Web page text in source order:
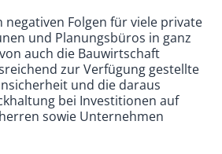
negativen Folgen für viele private
und Planungsbüros in ganz
auch die Bauwirtschaft
zur Verfügung gestellte
und die daraus
bei Investitionen auf
sowie Unternehmen